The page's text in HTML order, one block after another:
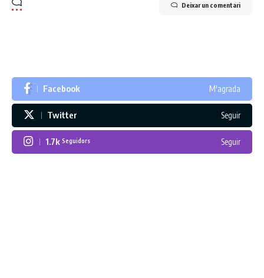
Deixar un comentari
Facebook M'agrada
Twitter Seguir
1.7k Seguidors Seguir